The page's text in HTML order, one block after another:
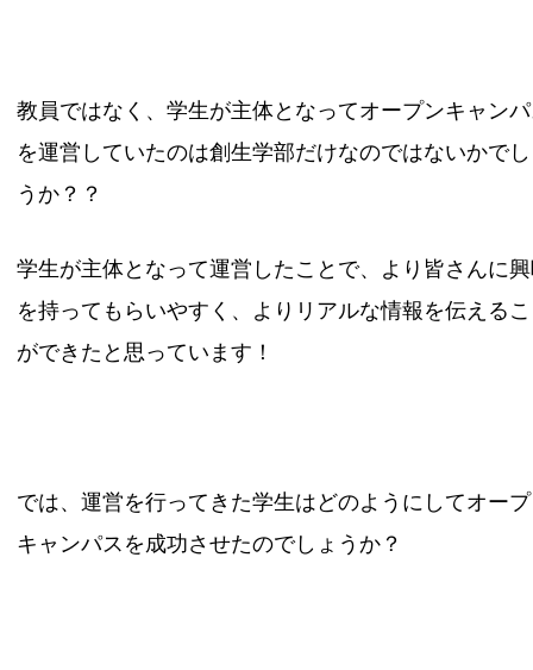
教員ではなく、学生が主体となってオープンキャン
を運営していたのは創生学部だけなのではないかで
うか？？
学生が主体となって運営したことで、より皆さんに
を持ってもらいやすく、よりリアルな情報を伝える
ができたと思っています！
では、運営を行ってきた学生はどのようにしてオー
キャンパスを成功させたのでしょうか？